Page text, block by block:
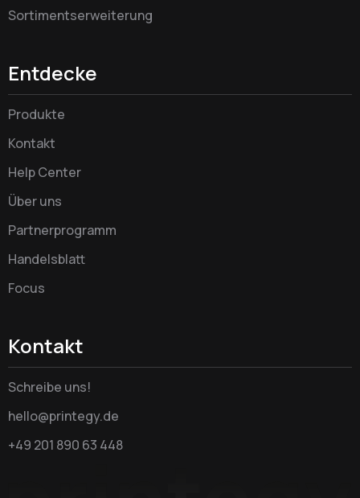
Sortimentserweiterung
Entdecke
Produkte
Kontakt
Help Center
Über uns
Partnerprogramm
Handelsblatt
Focus
Kontakt
Schreibe uns!
hello@printegy.de
+49 201 890 63 448